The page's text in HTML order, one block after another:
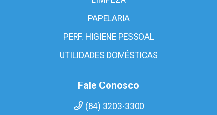
PAPELARIA
PERF. HIGIENE PESSOAL
UTILIDADES DOMÉSTICAS
Fale Conosco
(84) 3203-3300